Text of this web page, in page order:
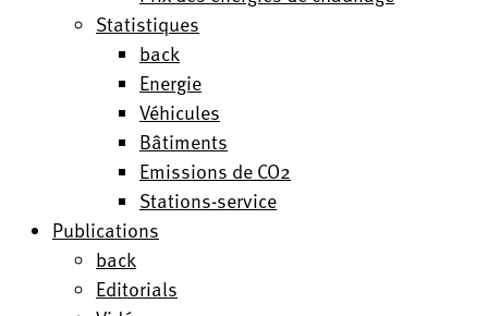
Statistiques
back
Energie
Véhicules
Bâtiments
Emissions de CO2
Stations-service
Publications
back
Editorials